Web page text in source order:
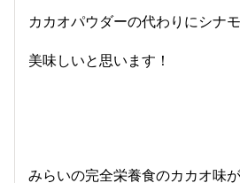
カカオパウダーの代わりにシナ
美味しいと思います！
みらいの完全栄養食のカカオ味